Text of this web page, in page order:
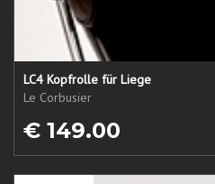
LC4 Kopfrolle für Liege
Le Corbusier
€ 149.00